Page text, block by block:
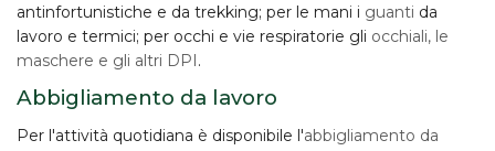
antinfortunistiche e da trekking; per le mani i guanti da
lavoro e termici; per occhi e vie respiratorie gli occhiali, le
maschere e gli altri DPI.
Abbigliamento da lavoro
Per l'attività quotidiana è disponibile l'abbigliamento da